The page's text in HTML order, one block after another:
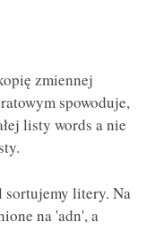
zmiennej
spowoduje,
listy words a nie
sortujemy litery. Na
na 'adn', a